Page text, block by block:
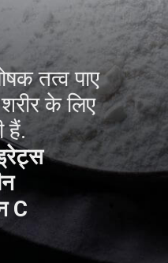
तत्व पाए
के लिए
हैं.
C